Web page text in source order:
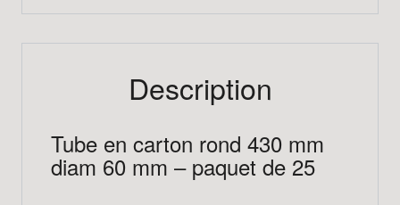
Description
Tube en carton rond 430 mm
diam 60 mm – paquet de 25